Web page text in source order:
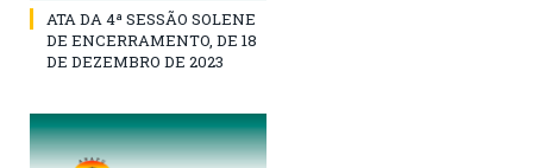
ATA DA 4ª SESSÃO SOLENE
DE ENCERRAMENTO, DE 18
DE DEZEMBRO DE 2023